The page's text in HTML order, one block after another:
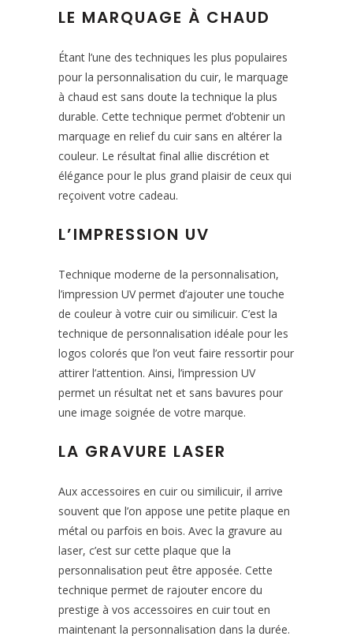
LE MARQUAGE À CHAUD
Étant l’une des techniques les plus populaires
pour la personnalisation du cuir, le marquage
à chaud est sans doute la technique la plus
durable. Cette technique permet d’obtenir un
marquage en relief du cuir sans en altérer la
couleur. Le résultat final allie discrétion et
élégance pour le plus grand plaisir de ceux qui
reçoivent votre cadeau.
L’IMPRESSION UV
Technique moderne de la personnalisation,
l’impression UV permet d’ajouter une touche
de couleur à votre cuir ou similicuir. C’est la
technique de personnalisation idéale pour les
logos colorés que l’on veut faire ressortir pour
attirer l’attention. Ainsi, l’impression UV
permet un résultat net et sans bavures pour
une image soignée de votre marque.
LA GRAVURE LASER
Aux accessoires en cuir ou similicuir, il arrive
souvent que l’on appose une petite plaque en
métal ou parfois en bois. Avec la gravure au
laser, c’est sur cette plaque que la
personnalisation peut être apposée. Cette
technique permet de rajouter encore du
prestige à vos accessoires en cuir tout en
maintenant la personnalisation dans la durée.